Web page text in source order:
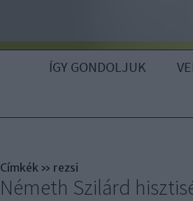
ÍGY GONDOLJUK
Címkék » rezsi
Németh Szilárd